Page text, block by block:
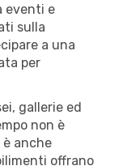
eventi e
sulla
a una
per
gallerie ed
non è
anche
offrano